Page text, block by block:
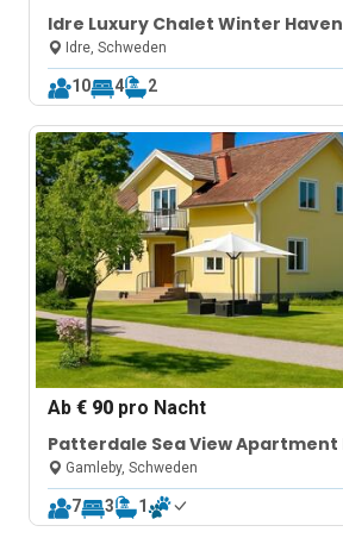
Idre Luxury Chalet Winter
Idre, Schweden
10 4 2
Ab€ 90 pro Nacht
Patterdale Sea View Apartment
Gamleby, Schweden
7 3 1